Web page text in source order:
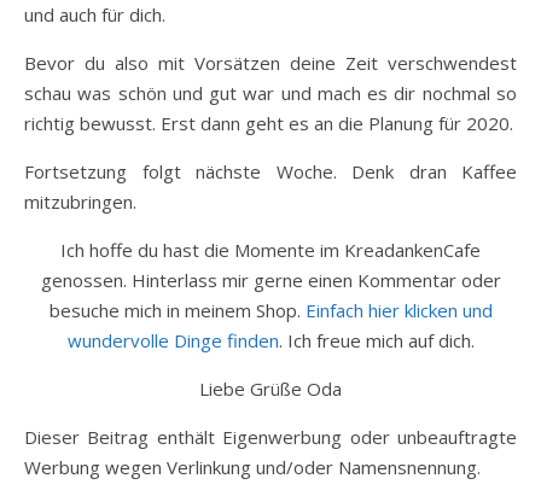
und auch für dich.
Bevor du also mit Vorsätzen deine Zeit verschwendest
schau was schön und gut war und mach es dir nochmal so
richtig bewusst. Erst dann geht es an die Planung für 2020.
Fortsetzung folgt nächste Woche. Denk dran Kaffee
mitzubringen.
Ich hoffe du hast die Momente im KreadankenCafe
genossen. Hinterlass mir gerne einen Kommentar oder
besuche mich in meinem Shop. Einfach hier klicken und
wundervolle Dinge finden. Ich freue mich auf dich.
Liebe Grüße Oda
Dieser Beitrag enthält Eigenwerbung oder unbeauftragte
Werbung wegen Verlinkung und/oder Namensnennung.